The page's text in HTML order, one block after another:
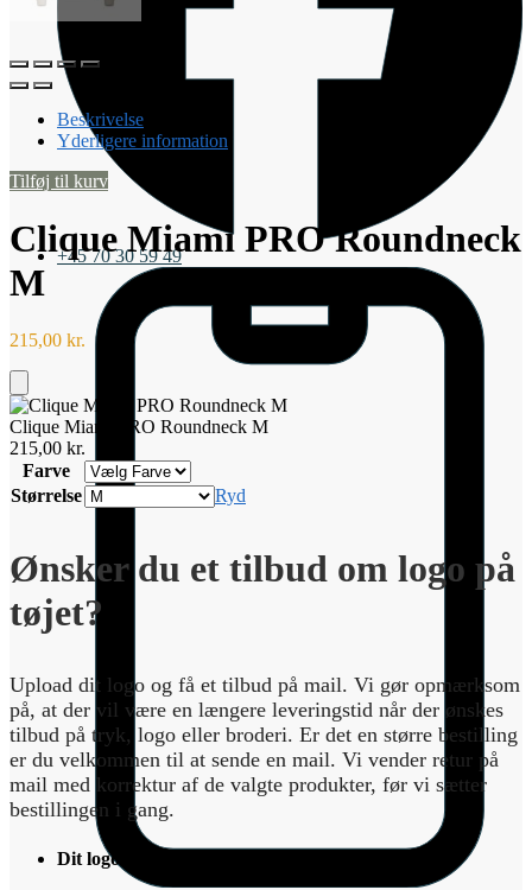
+45 70 30 59 49
Beskrivelse
Yderligere information
Tilføj til kurv
Clique Miami PRO Roundneck
M
215,00 kr.
Tilføj
til
kurv
Clique Miami PRO Roundneck M
215,00 kr.
Farve
Størrelse
Ryd
Ønsker du et tilbud om logo på
tøjet?
Upload dit logo og få et tilbud på mail. Vi gør opmærksom
på, at der vil være en længere leveringstid når der ønskes
tilbud på tryk, logo eller broderi. Er det en større bestilling
er du velkommen til at sende en mail. Vi vender retur på
mail med korrektur af de valgte produkter, før vi sætter
bestillingen i gang.
Dit logo